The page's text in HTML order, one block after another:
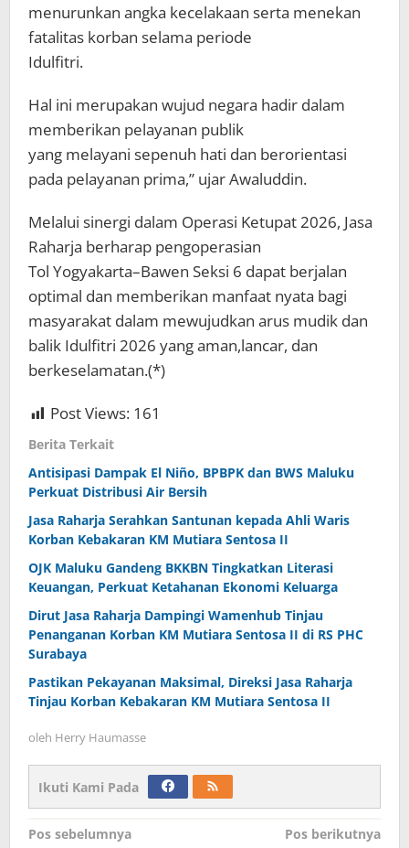
menurunkan angka kecelakaan serta menekan
fatalitas korban selama periode
Idulfitri.
Hal ini merupakan wujud negara hadir dalam
memberikan pelayanan publik
yang melayani sepenuh hati dan berorientasi
pada pelayanan prima,” ujar Awaluddin.
Melalui sinergi dalam Operasi Ketupat 2026, Jasa
Raharja berharap pengoperasian
Tol Yogyakarta–Bawen Seksi 6 dapat berjalan
optimal dan memberikan manfaat nyata bagi
masyarakat dalam mewujudkan arus mudik dan
balik Idulfitri 2026 yang aman,lancar, dan
berkeselamatan.(*)
Post Views: 161
Berita Terkait
Antisipasi Dampak El Niño, BPBPK dan BWS Maluku
Perkuat Distribusi Air Bersih
Jasa Raharja Serahkan Santunan kepada Ahli Waris
Korban Kebakaran KM Mutiara Sentosa II
OJK Maluku Gandeng BKKBN Tingkatkan Literasi
Keuangan, Perkuat Ketahanan Ekonomi Keluarga
Dirut Jasa Raharja Dampingi Wamenhub Tinjau
Penanganan Korban KM Mutiara Sentosa II di RS PHC
Surabaya
Pastikan Pekayanan Maksimal, Direksi Jasa Raharja
Tinjau Korban Kebakaran KM Mutiara Sentosa II
oleh Herry Haumasse
Ikuti Kami Pada
Navigasi
Pos sebelumnya
Pos berikutnya